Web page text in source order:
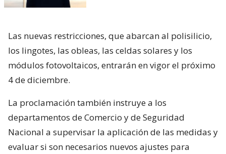
Las nuevas restricciones, que abarcan al polisilicio,
los lingotes, las obleas, las celdas solares y los
módulos fotovoltaicos, entrarán en vigor el próximo
4 de diciembre.
La proclamación también instruye a los
departamentos de Comercio y de Seguridad
Nacional a supervisar la aplicación de las medidas y
evaluar si son necesarios nuevos ajustes para